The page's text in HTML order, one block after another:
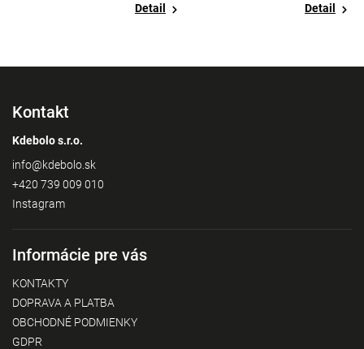
Detail Detail
Kontakt
Kdebolo s.r.o.
info@kdebolo.sk
+420 739 009 010
Instagram
Informácie pre vás
KONTAKTY
DOPRAVA A PLATBA
OBCHODNÉ PODMIENKY
GDPR